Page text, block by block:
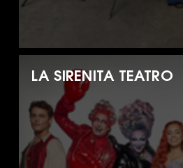
LA SIRENITA TEATRO